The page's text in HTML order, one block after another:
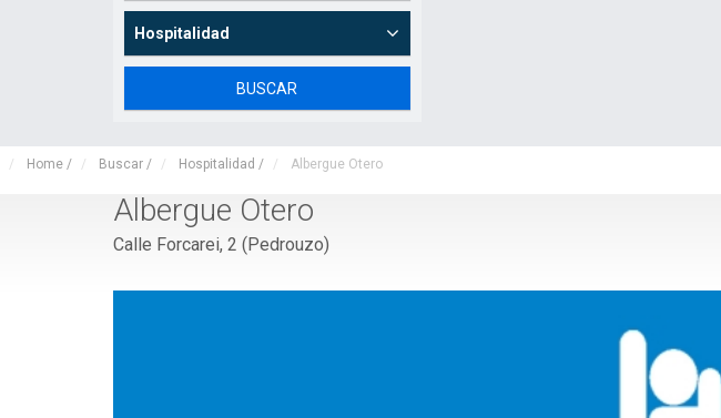
Home / Buscar / Hospitalidad / Albergue Otero
Hospitalidad
Albergue Otero
Calle Forcarei, 2 (Pedrouzo)